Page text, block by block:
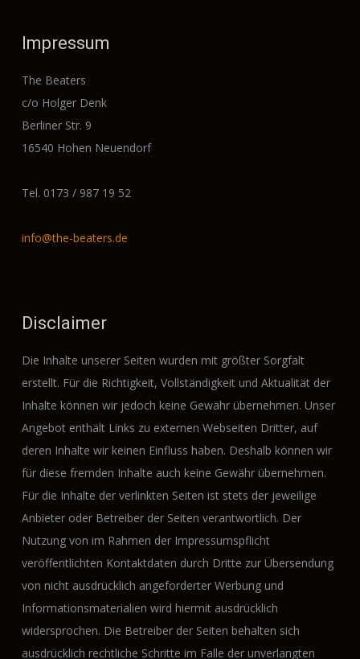
Impressum
The Beaters
c/o Holger Denk
Berliner Str. 9
16540 Hohen Neuendorf
Tel. 0173 / 987 19 52
info@the-beaters.de
Disclaimer
Die Inhalte unserer Seiten wurden mit größter Sorgfalt
erstellt. Für die Richtigkeit, Vollständigkeit und Aktualität der
Inhalte können wir jedoch keine Gewähr übernehmen. Unser
Angebot enthält Links zu externen Webseiten Dritter, auf
deren Inhalte wir keinen Einfluss haben. Deshalb können wir
für diese fremden Inhalte auch keine Gewähr übernehmen.
Für die Inhalte der verlinkten Seiten ist stets der jeweilige
Anbieter oder Betreiber der Seiten verantwortlich. Der
Nutzung von im Rahmen der Impressumspflicht
veröffentlichten Kontaktdaten durch Dritte zur Übersendung
von nicht ausdrücklich angeforderter Werbung und
Informationsmaterialien wird hiermit ausdrücklich
widersprochen. Die Betreiber der Seiten behalten sich
ausdrücklich rechtliche Schritte im Falle der unverlangten